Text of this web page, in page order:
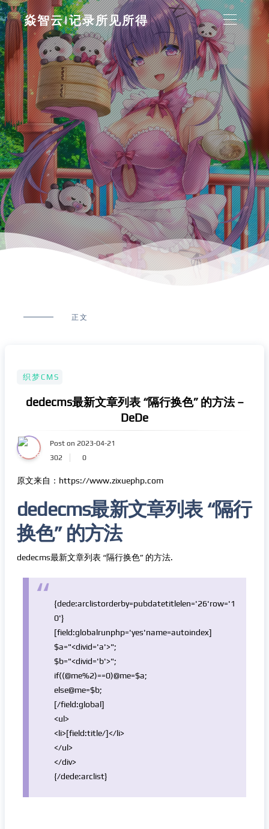
焱智云|记录所见所得
正文
织梦CMS
dedecms最新文章列表 “隔行换色” 的方法 –
DeDe
Post on 2023-04-21
302
0
原文来自：https://www.zixuephp.com
dedecms最新文章列表 “隔行
换色” 的方法
dedecms最新文章列表 “隔行换色” 的方法.
{dede:arclistorderby=pubdatetitlelen='26'row='1
0'}
[field:globalrunphp='yes'name=autoindex]
$a="<divid='a'>";
$b="<divid='b'>";
if((@me%2)==0)@me=$a;
else@me=$b;
[/field:global]
<ul>
<li>[field:title/]</li>
</ul>
</div>
{/dede:arclist}